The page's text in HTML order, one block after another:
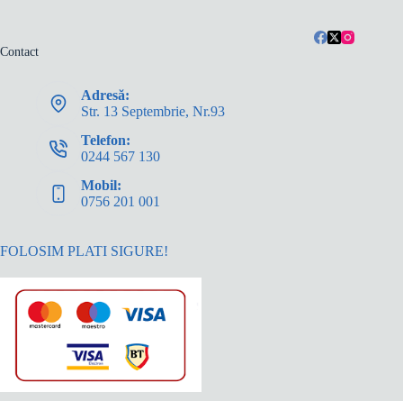
Contact
Adresă:
Str. 13 Septembrie, Nr.93
Telefon:
0244 567 130
Mobil:
0756 201 001
FOLOSIM PLATI SIGURE!